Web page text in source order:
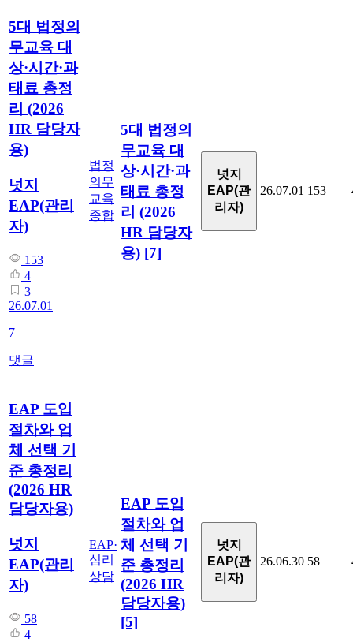
5대 법정의
무교육 대
상·시간·과
태료 총정
리 (2026
HR 담당자
용)
넛지
EAP(관리
자)
153
4
3
26.07.01
7
댓글
법정
의무
교육
종합
5대 법정의
무교육 대
상·시간·과
태료 총정
리 (2026
HR 담당자
용) [7]
넛지
EAP(관
리자)
26.07.01 153
EAP 도입
절차와 업
체 선택 기
준 총정리
(2026 HR
담당자용)
넛지
EAP(관리
자)
58
4
EAP·
심리
상담
EAP 도입
절차와 업
체 선택 기
준 총정리
(2026 HR
담당자용)
[5]
넛지
EAP(관
리자)
26.06.30 58